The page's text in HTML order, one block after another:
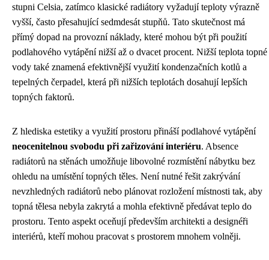
stupni Celsia, zatímco klasické radiátory vyžadují teploty výrazně
vyšší, často přesahující sedmdesát stupňů. Tato skutečnost má
přímý dopad na provozní náklady, které mohou být při použití
podlahového vytápění nižší až o dvacet procent. Nižší teplota topné
vody také znamená efektivnější využití kondenzačních kotlů a
tepelných čerpadel, která při nižších teplotách dosahují lepších
topných faktorů.
Z hlediska estetiky a využití prostoru přináší podlahové vytápění
neocenitelnou svobodu při zařizování interiéru. Absence
radiátorů na stěnách umožňuje libovolné rozmístění nábytku bez
ohledu na umístění topných těles. Není nutné řešit zakrývání
nevzhledných radiátorů nebo plánovat rozložení místnosti tak, aby
topná tělesa nebyla zakrytá a mohla efektivně předávat teplo do
prostoru. Tento aspekt oceňují především architekti a designéři
interiérů, kteří mohou pracovat s prostorem mnohem volněji.